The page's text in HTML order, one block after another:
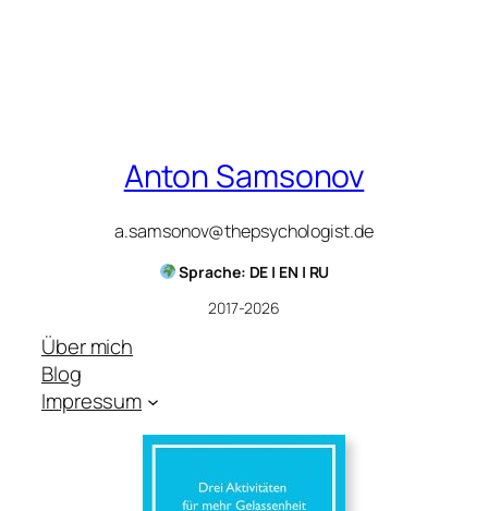
Anton Samsonov
a.samsonov@thepsychologist.de
Sprache: DE | EN | RU
2017-2026
Über mich
Blog
Impressum